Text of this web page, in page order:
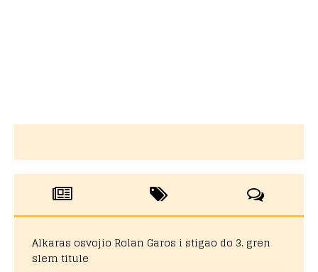
Alkaras osvojio Rolan Garos i stigao do 3. gren
slem titule